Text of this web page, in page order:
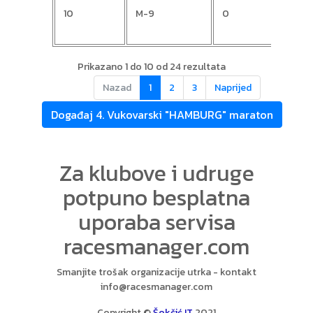
10 M-9 0
Prikazano 1 do 10 od 24 rezultata
Nazad
1 2 3 Naprijed
Događaj 4. Vukovarski "HAMBURG" maraton
Za klubove i udruge
potpuno besplatna
uporaba servisa
racesmanager.com
Smanjite trošak organizacije utrka - kontakt
info@racesmanager.com